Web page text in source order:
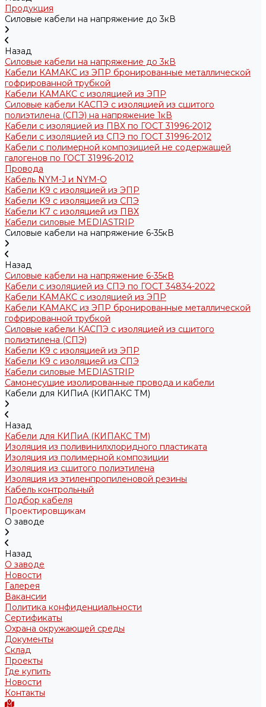
Продукция
Силовые кабели на напряжение до 3кВ
Назад
Силовые кабели на напряжение до 3кВ
Кабели КАМАКС из ЭПР бронированные металлической
гофрированной трубкой
Кабели КАМАКС с изоляцией из ЭПР
Силовые кабели КАСПЭ с изоляцией из сшитого
полиэтилена (СПЭ) на напряжение 1кВ
Кабели с изоляцией из ПВХ по ГОСТ 31996-2012
Кабели с изоляцией из СПЭ по ГОСТ 31996-2012
Кабели с полимерной композицией не содержащей
галогенов по ГОСТ 31996-2012
Провода
Кабель NYM-J и NYM-O
Кабели K9 с изоляцией из ЭПР
Кабели K9 с изоляцией из СПЭ
Кабели К7 с изоляцией из ПВХ
Кабели силовые MEDIASTRIP
Силовые кабели на напряжение 6-35кВ
Назад
Силовые кабели на напряжение 6-35кВ
Кабели с изоляцией из СПЭ по ГОСТ 34834-2022
Кабели КАМАКС с изоляцией из ЭПР
Кабели КАМАКС из ЭПР бронированные металлической
гофрированной трубкой
Силовые кабели КАСПЭ с изоляцией из сшитого
полиэтилена (СПЭ)
Кабели K9 с изоляцией из ЭПР
Кабели К9 с изоляцией из СПЭ
Кабели силовые MEDIASTRIP
Самонесущие изолированные провода и кабели
Кабели для КИПиА (КИПАКС ТМ)
Назад
Кабели для КИПиА (КИПАКС ТМ)
Изоляция из поливинилхлоридного пластиката
Изоляция из полимерной композиции
Изоляция из сшитого полиэтилена
Изоляция из этиленпропиленовой резины
Кабель контрольный
Подбор кабеля
Проектировщикам
О заводе
Назад
О заводе
Новости
Галерея
Вакансии
Политика конфиденциальности
Сертификаты
Охрана окружающей среды
Документы
Склад
Проекты
Где купить
Новости
Контакты